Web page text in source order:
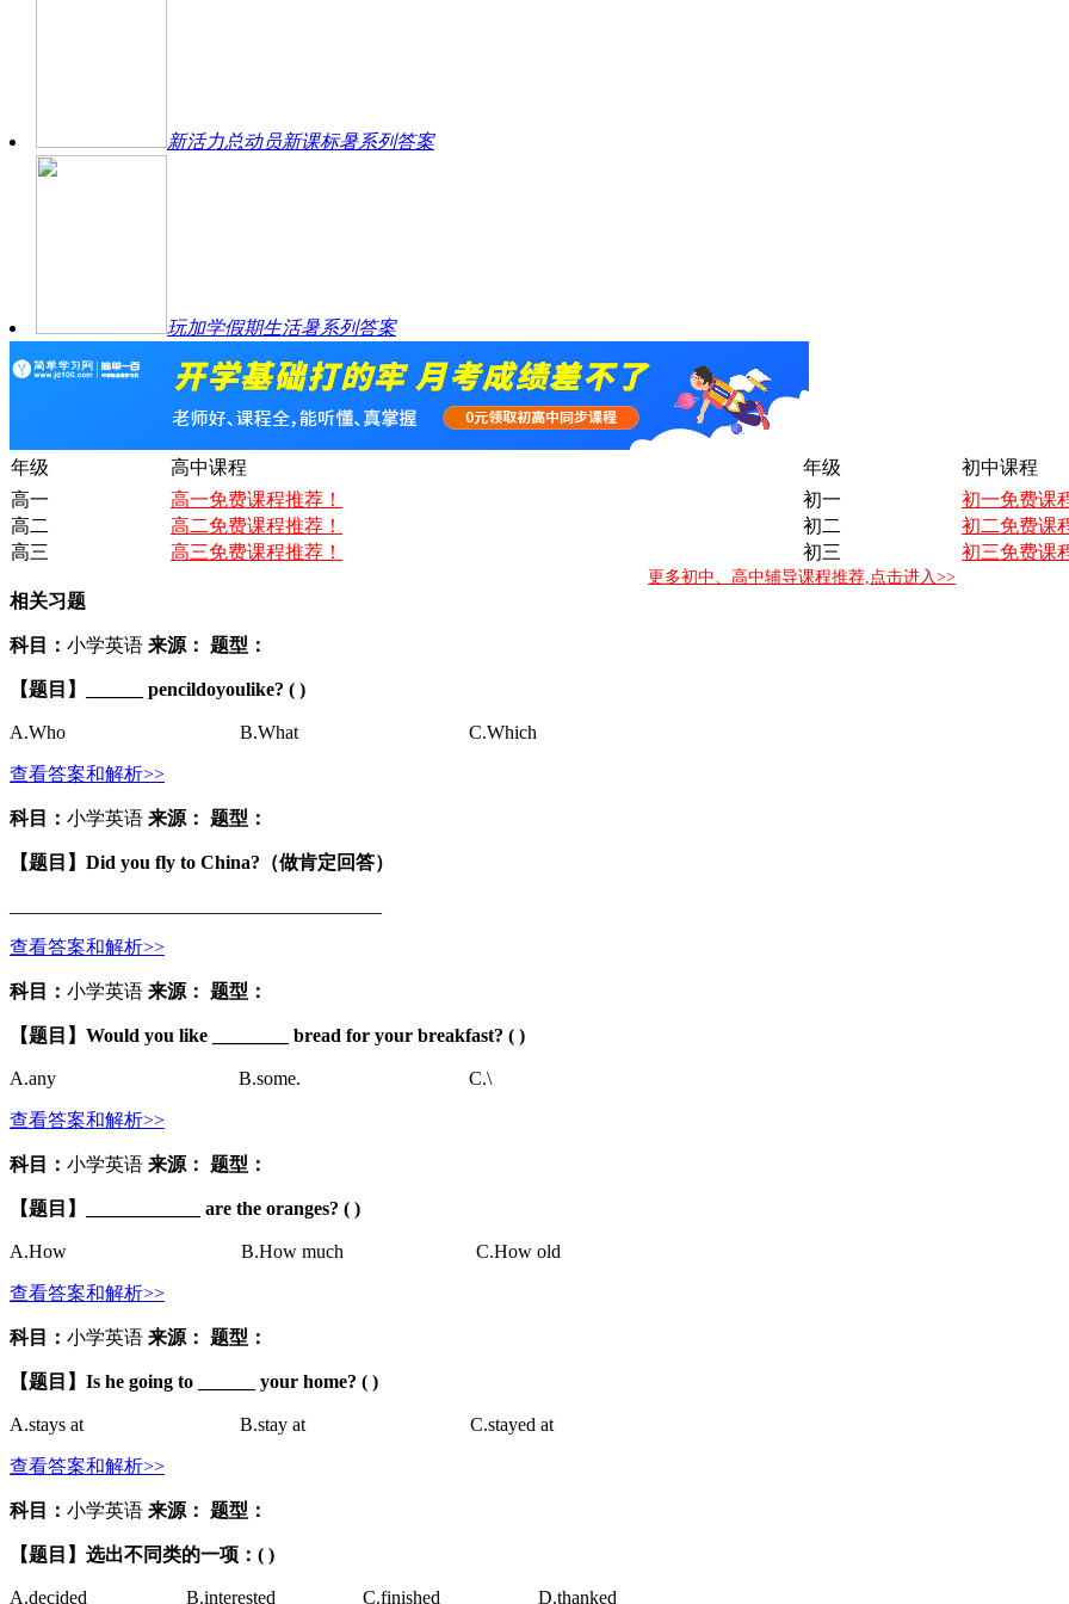
新活力总动员新课标暑系列答案
玩加学假期生活暑系列答案
年级 高中课程 年级
初中课程
高一
高一免费课程推荐！ 初一
初一免费课
高二
高二免费课程推荐！ 初二
初二免费课
高三
高三免费课程推荐！ 初三 初三免费课
更多初中、高中辅导课程推荐,点击进入>>
相关习题
科目： 小学英语 来源： 题型：
【题目】 ______ pencildoyoulike? ( )
A.Who B.What C.Which
查看答案和解析>>
科目： 小学英语 来源： 题型：
【题目】 Did you fly to China? （做肯定回答）
查看答案和解析>>
科目： 小学英语 来源： 题型：
【题目】 Would you like ________ bread for your breakfast? ( )
A.any B.some. C.\
查看答案和解析>>
科目： 小学英语 来源： 题型：
【题目】 ____________ are the oranges? ( )
A.How B.How much C.How old
查看答案和解析>>
科目： 小学英语 来源： 题型：
【题目】 Is he going to ______ your home? ( )
A.stays at B.stay at C.stayed at
查看答案和解析>>
科目： 小学英语 来源： 题型：
【题目】 选出不同类的一项： ( )
A.decided B.interested C.finished D.thanked